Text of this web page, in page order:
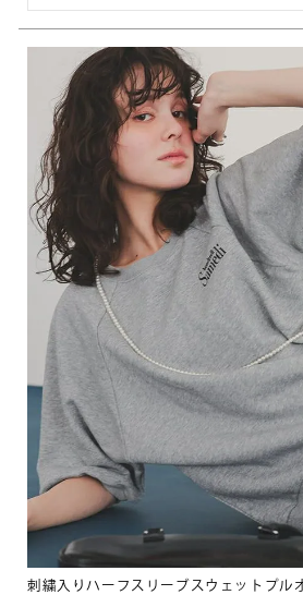
刺繍入りハーフスリーブスウェットプル